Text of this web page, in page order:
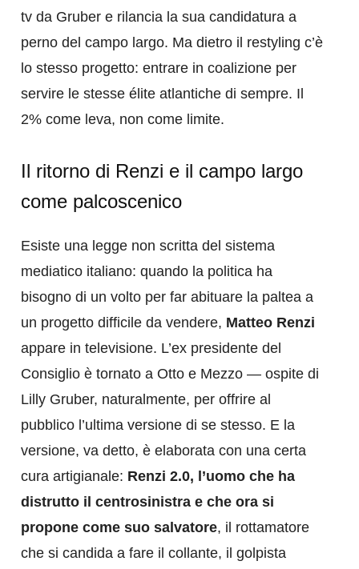
tv da Gruber e rilancia la sua candidatura a
perno del campo largo. Ma dietro il restyling c’è
lo stesso progetto: entrare in coalizione per
servire le stesse élite atlantiche di sempre. Il
2% come leva, non come limite.
Il ritorno di Renzi e il campo largo
come palcoscenico
Esiste una legge non scritta del sistema
mediatico italiano: quando la politica ha
bisogno di un volto per far abituare la paltea a
un progetto difficile da vendere, Matteo Renzi
appare in televisione. L’ex presidente del
Consiglio è tornato a Otto e Mezzo — ospite di
Lilly Gruber, naturalmente, per offrire al
pubblico l’ultima versione di se stesso. E la
versione, va detto, è elaborata con una certa
cura artigianale: Renzi 2.0, l’uomo che ha
distrutto il centrosinistra e che ora si
propone come suo salvatore, il rottamatore
che si candida a fare il collante, il golpista